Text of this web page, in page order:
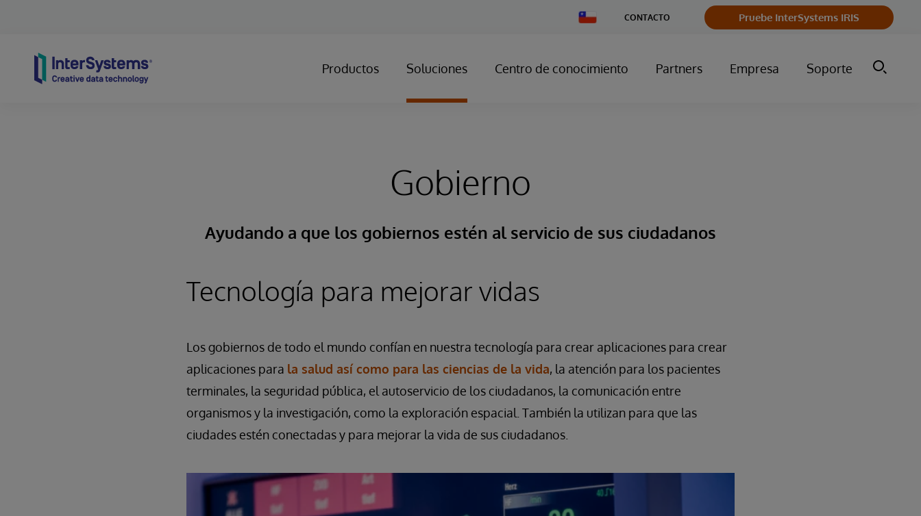
Change
Country
CONTACTO Pruebe InterSystems IRIS
Productos Soluciones Centro de conocimiento Partners Empresa Soporte
Gobierno
Ayudando a que los gobiernos estén al servicio de sus ciudadanos
Tecnología para mejorar vidas
Los gobiernos de todo el mundo confían en nuestra tecnología para crear aplicaciones para crear
aplicaciones para la salud así como para las ciencias de la vida, la atención para los pacientes
terminales, la seguridad pública, el autoservicio de los ciudadanos, la comunicación entre
organismos y la investigación, como la exploración espacial. También la utilizan para que las
ciudades estén conectadas y para mejorar la vida de sus ciudadanos.